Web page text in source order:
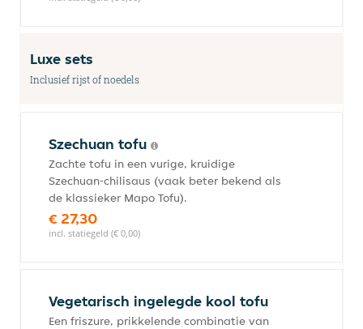
Luxe sets
Inclusief rijst of noedels
Szechuan tofu
Zachte tofu in een vurige, kruidige
Szechuan-chilisaus (vaak beter bekend als
de klassieker Mapo Tofu).
€ 27,30
incl. statiegeld (€ 0,00)
Vegetarisch ingelegde kool tofu
Een friszure, prikkelende combinatie van